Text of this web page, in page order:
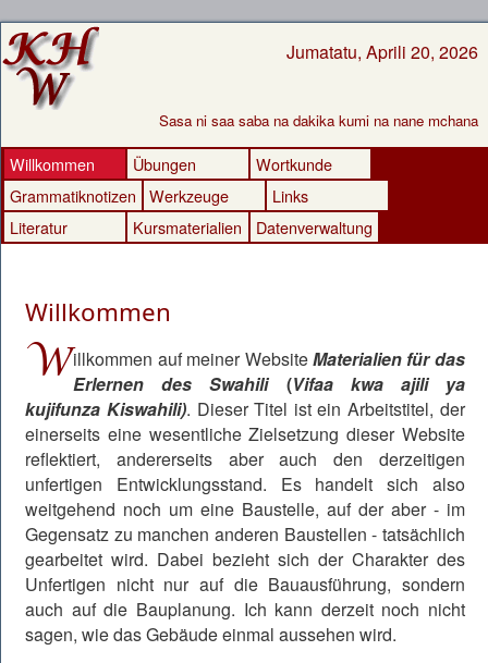
Jumatatu, Aprili 20, 2026
Sasa ni saa saba na dakika kumi na nane mchana
Willkommen Übungen
Wortkunde
Grammatiknotizen
Werkzeuge
Links
Literatur
Kursmaterialien Datenverwaltung
Willkommen
Willkommen auf meiner WebsiteMaterialien für das
Erlernen des Swahili(Vifaa kwa ajili ya
kujifunza Kiswahili). Dieser Titel ist ein Arbeitstitel, der
einerseits eine wesentliche Zielsetzung dieser Website
reflektiert, andererseits aber auch den derzeitigen
unfertigen Entwicklungsstand. Es handelt sich also
weitgehend noch um eine Baustelle, auf der aber - im
Gegensatz zu manchen anderen Baustellen - tatsächlich
gearbeitet wird. Dabei bezieht sich der Charakter des
Unfertigen nicht nur auf die Bauausführung, sondern
auch auf die Bauplanung. Ich kann derzeit noch nicht
sagen, wie das Gebäude einmal aussehen wird.